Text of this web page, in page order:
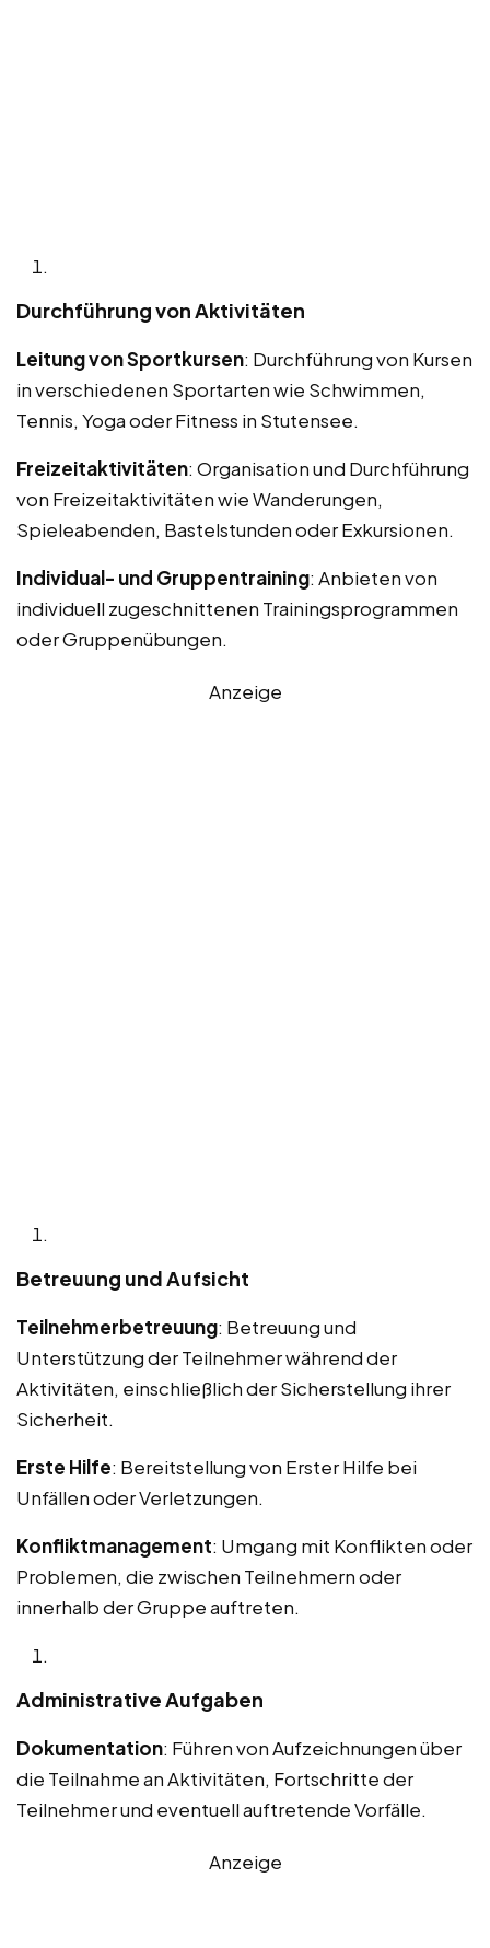
Durchführung von Aktivitäten
Leitung von Sportkursen: Durchführung von Kursen
in verschiedenen Sportarten wie Schwimmen,
Tennis, Yoga oder Fitness in Stutensee.
Freizeitaktivitäten: Organisation und Durchführung
von Freizeitaktivitäten wie Wanderungen,
Spieleabenden, Bastelstunden oder Exkursionen.
Individual- und Gruppentraining: Anbieten von
individuell zugeschnittenen Trainingsprogrammen
oder Gruppenübungen.
Anzeige
Betreuung und Aufsicht
Teilnehmerbetreuung: Betreuung und
Unterstützung der Teilnehmer während der
Aktivitäten, einschließlich der Sicherstellung ihrer
Sicherheit.
Erste Hilfe: Bereitstellung von Erster Hilfe bei
Unfällen oder Verletzungen.
Konfliktmanagement: Umgang mit Konflikten oder
Problemen, die zwischen Teilnehmern oder
innerhalb der Gruppe auftreten.
Administrative Aufgaben
Dokumentation: Führen von Aufzeichnungen über
die Teilnahme an Aktivitäten, Fortschritte der
Teilnehmer und eventuell auftretende Vorfälle.
Anzeige